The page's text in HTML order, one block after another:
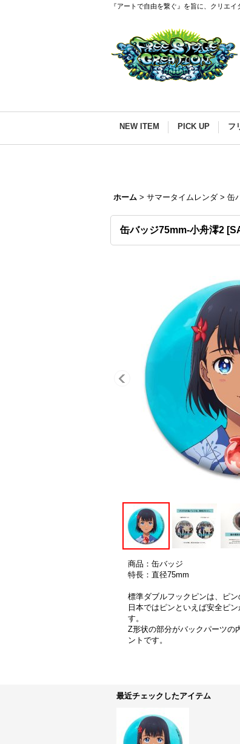
『アートで自由を繋ぐ』を旨に、クリエ
NEW ITEM PICK UP フ
ホーム > サマータイムレンダ > 缶
缶バッジ75mm-小舟澪2 [
商品：缶バッジ
特長：直径75mm
標準ダブルフックピンは、ピ
日本ではピンといえば安全ピ
す。
Z形状の部分がバックパーツの
ントです。
最近チェックしたアイテム